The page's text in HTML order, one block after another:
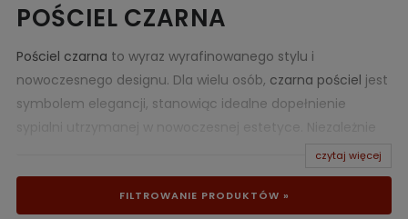
POŚCIEL CZARNA
Pościel czarna to wyraz wyrafinowanego stylu i
nowoczesnego designu. Dla wielu osób, czarna pościel jest
symbolem elegancji, stanowiąc idealne dopełnienie
od tego, czy preferujesz minimalistyczny design, czy
skłaniasz się ku bardziej ekstrawaganckim rozwiązaniom,
z pewnością sprawdzi się w Twoim wnętrzu.
czytaj więcej
FILTROWANIE PRODUKTÓW »